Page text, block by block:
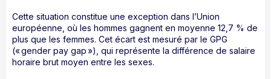
Cette situation constitue une exception dans l’Union
européenne, où les hommes gagnent en moyenne 12,7 % de
plus que les femmes. Cet écart est mesuré par le GPG
(« gender pay gap »), qui représente la différence de salaire
horaire brut moyen entre les sexes.